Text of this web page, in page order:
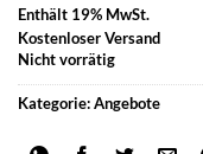
Enthält 19% MwSt.
Kostenloser Versand
Nicht vorrätig
Kategorie:Angebote